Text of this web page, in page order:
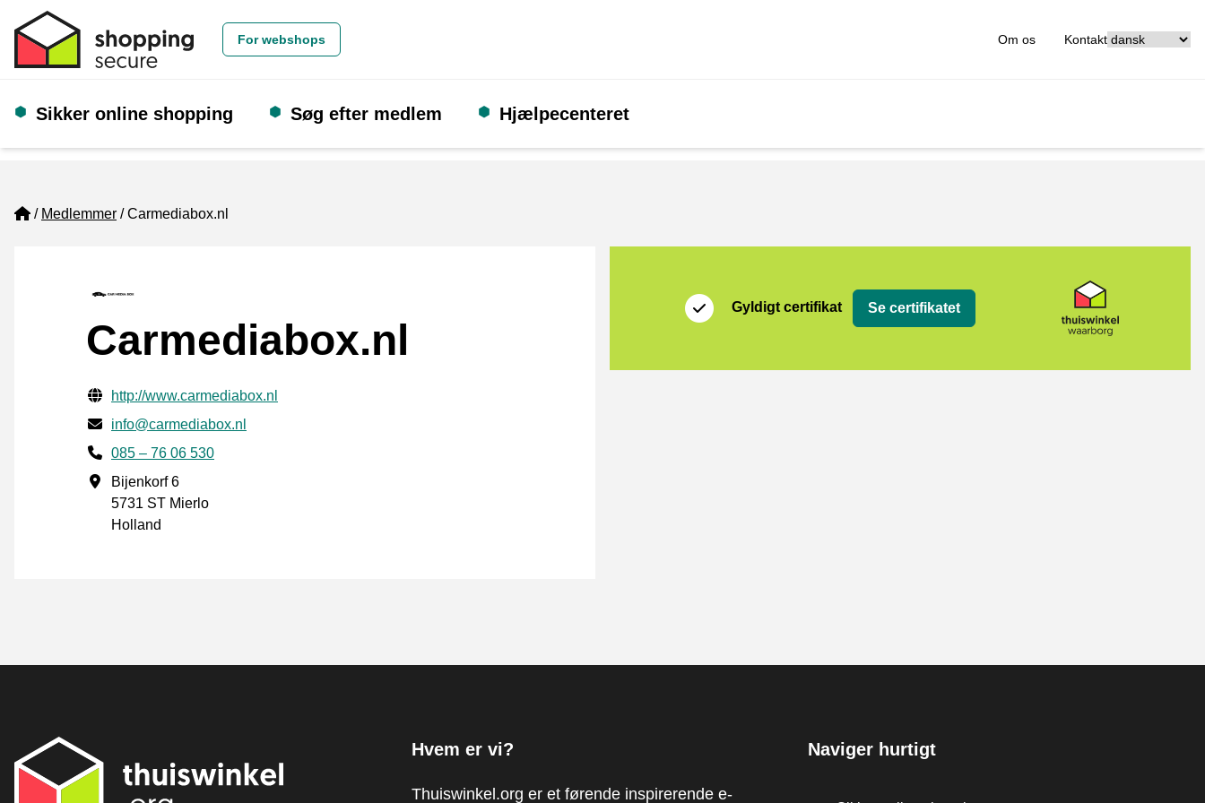
For webshops Om os Kontakt
Sikker online shopping Søg efter medlem Hjælpecenteret
Home
Medlemmer Carmediabox.nl
Carmediabox.nl
Verificerede kontaktoplysninger
Website URL
http://www.carmediabox.nl
E-mail
info@carmediabox.nl
Phone number
085 – 76 06 530
Forretningsadresse
Bijenkorf 6
5731 ST Mierlo
Holland
Gyldigt certifikat Se certifikatet
Hvem er vi?
Thuiswinkel.org er et førende inspirerende e-
Naviger hurtigt